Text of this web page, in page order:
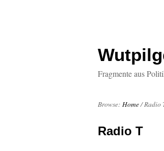
Fragmente aus
Browse: Home/Radio
Radio T